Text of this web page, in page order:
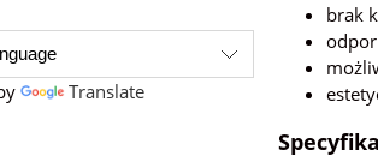
Translate
brak